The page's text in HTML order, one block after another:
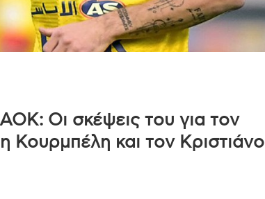
Οι σκέψεις του για τον
και τον Κριστιάνο